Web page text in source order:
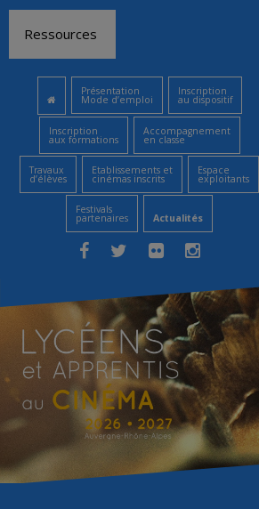
contenu
Ressources
Présentation
Mode d’emploi
Inscription
au dispositif
Inscription
aux formations
Accompagnement
en classe
Travaux
d’élèves
Etablissements et
cinémas inscrits
Espace
exploitants
Festivals
partenaires Actualités